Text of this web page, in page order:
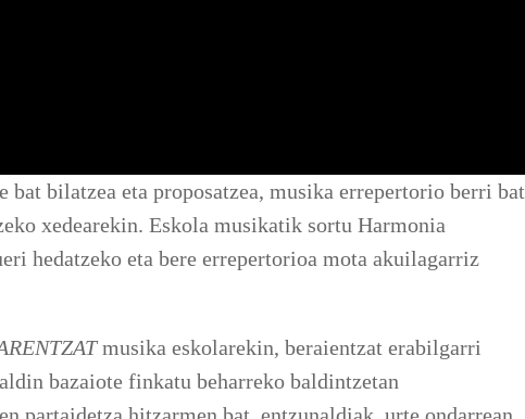
bilatzea eta proposatzea, musika errepertorio berri bat
xedearekin. Eskola musikatik sortu Harmonia
hedatzeko eta bere errepertorioa mota akuilagarriz
musika eskolarekin, beraientzat erabilgarri
bazaiote finkatu beharreko baldintzetan